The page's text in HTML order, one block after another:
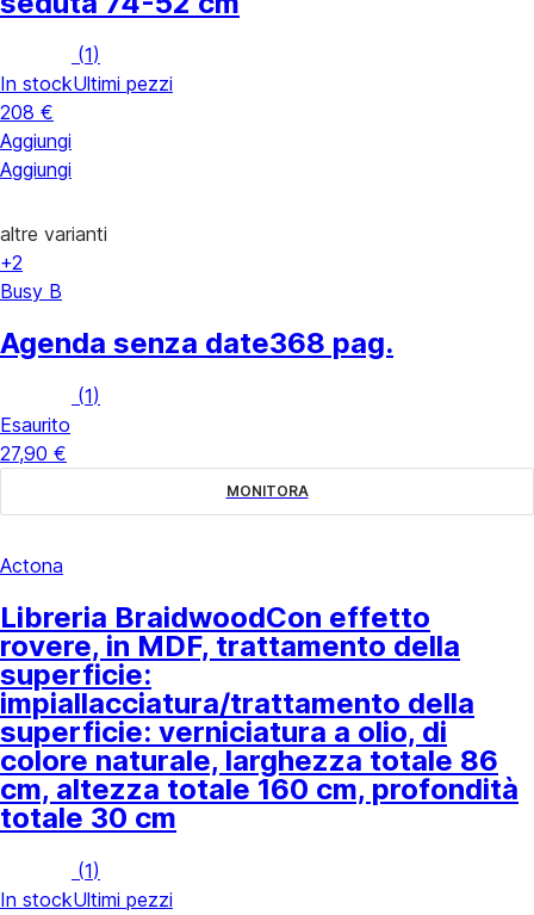
(1)
In stockUltimi pezzi
208 €
Aggiungi
Aggiungi
altre varianti
+2
Busy B
Agenda senza date368 pag.
(1)
Esaurito
27,90 €
MONITORA
Actona
Libreria BraidwoodCon effetto
rovere, in MDF, trattamento della
superficie:
impiallacciatura/trattamento della
superficie: verniciatura a olio, di
colore naturale, larghezza totale 86
cm, altezza totale 160 cm, profondità
totale 30 cm
(1)
In stockUltimi pezzi